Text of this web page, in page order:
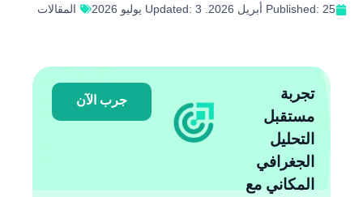
Published: 25 أبريل 2026. Updated: 3 يوليو 2026 المقالات
تجربة
مستقبل
التحليل
الجغرافي
المكاني مع
جرب الآن